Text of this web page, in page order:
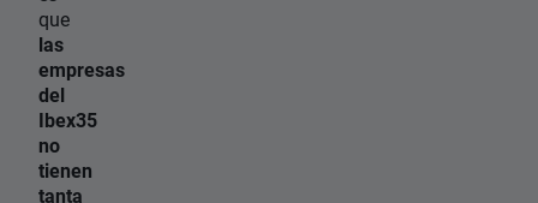
que
las
empresas
del
Ibex35
no
tienen
tanta